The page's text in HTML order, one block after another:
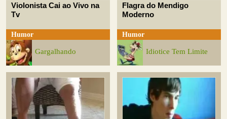
Violonista Cai ao Vivo na
Tv
Humor
Gargalhando
Flagra do Mendigo
Moderno
Humor
Idiotice Tem Limite